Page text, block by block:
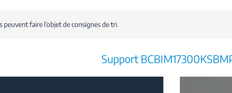
peuvent faire l’objet de consignes de tri.
Support